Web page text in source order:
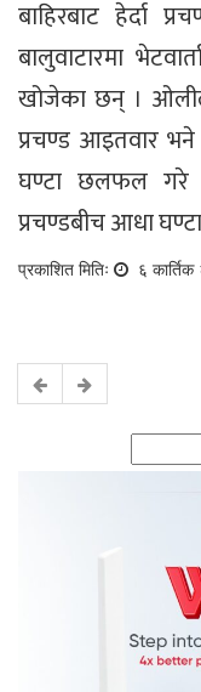
बाहिरबाट हेर्दा
बालुवाटारमा
खोजेका छन् ।
प्रचण्ड आइतवार
घण्टा छलफल गरे
प्रचण्डबीच आधा
प्रकाशित मितिः ६
for: